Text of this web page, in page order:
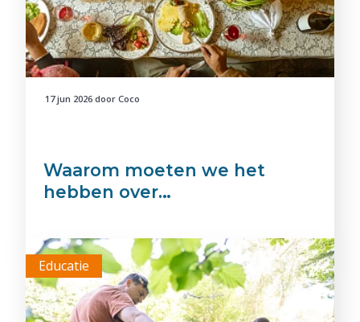
17 jun 2026 door Coco
Waarom moeten we het
hebben over…
Educatie